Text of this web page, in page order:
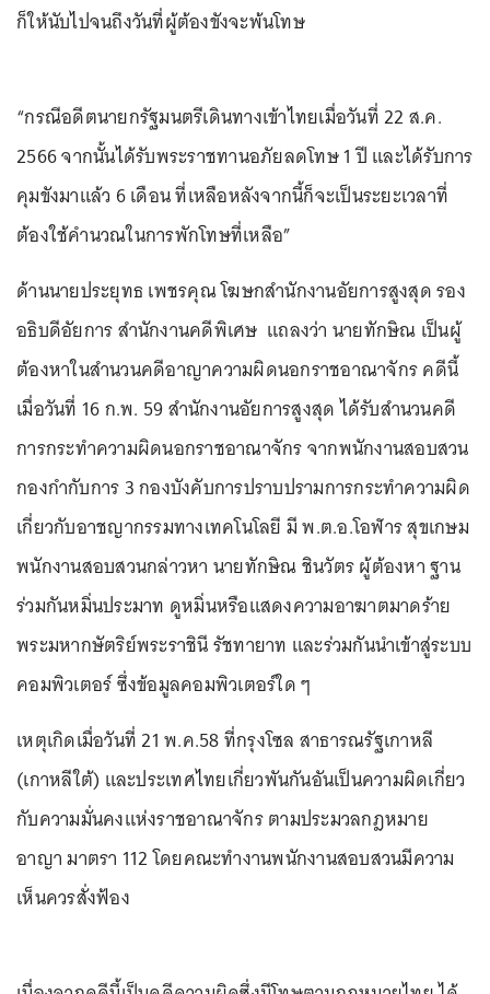
ก็ให้นับไปจนถึงวันที่ผู้ต้องขังจะพ้นโทษ
“กรณีอดีตนายกรัฐมนตรีเดินทางเข้าไทยเมื่อวันที่ 22 ส.ค.
2566 จากนั้นได้รับพระราชทานอภัยลดโทษ 1 ปี และได้รับการ
คุมขังมาแล้ว 6 เดือน ที่เหลือหลังจากนี้ก็จะเป็นระยะเวลาที่
ต้องใช้คำนวณในการพักโทษที่เหลือ”
ด้านนายประยุทธ เพชรคุณ โฆษกสำนักงานอัยการสูงสุด รอง
อธิบดีอัยการ สำนักงานคดีพิเศษ แถลงว่า นายทักษิณ เป็นผู้
ต้องหาในสำนวนคดีอาญาความผิดนอกราชอาณาจักร คดีนี้
เมื่อวันที่ 16 ก.พ. 59 สำนักงานอัยการสูงสุด ได้รับสำนวนคดี
การกระทำความผิดนอกราชอาณาจักร จากพนักงานสอบสวน
กองกำกับการ 3 กองบังคับการปราบปรามการกระทำความผิด
เกี่ยวกับอาชญากรรมทางเทคโนโลยี มี พ.ต.อ.โอฬาร สุขเกษม
พนักงานสอบสวนกล่าวหา นายทักษิณ ชินวัตร ผู้ต้องหา ฐาน
ร่วมกันหมิ่นประมาท ดูหมิ่นหรือแสดงความอาฆาตมาดร้าย
พระมหากษัตริย์พระราชินี รัชทายาท และร่วมกันนำเข้าสู่ระบบ
คอมพิวเตอร์ ซึ่งข้อมูลคอมพิวเตอร์ใด ๆ
เหตุเกิดเมื่อวันที่ 21 พ.ค.58 ที่กรุงโซล สาธารณรัฐเกาหลี
(เกาหลีใต้) และประเทศไทยเกี่ยวพันกันอันเป็นความผิดเกี่ยว
กับความมั่นคงแห่งราชอาณาจักร ตามประมวลกฎหมาย
อาญา มาตรา 112 โดยคณะทำงานพนักงานสอบสวนมีความ
เห็นควรสั่งฟ้อง